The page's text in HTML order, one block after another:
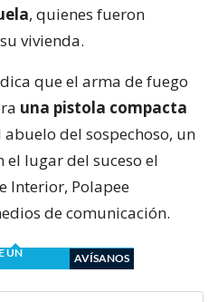
, quienes fueron
vivienda.
que el arma de fuego
una pistola compacta
del sospechoso, un
lugar del suceso el
Interior, Polapee
de comunicación.
UN
AVÍSANOS